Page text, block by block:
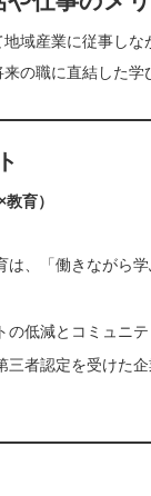
域産業に従事し
の職に直結した
育）
は、「働きながら
の低減とコミュニ
三者認定を受けた